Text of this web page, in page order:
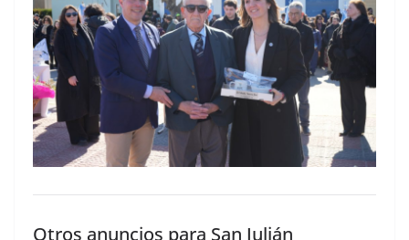
Otros anuncios para San Julián